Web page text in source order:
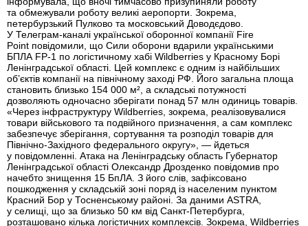
та обмежували роботу великі аеропорти. Зокрема,
петербурзький Пулково та московський Доводєдово.
У Телеграм-каналі української оборонної компанії Fire
Point повідомили, що Сили оборони вдарили українськими
БПЛА FP-1 по логістичному хабі Wildberries у Красному Борі
Ленінградської області. Цей комплекс є одним із найбільших
об’єктів компанії на північному заході РФ. Його загальна площа
становить близько 154 000 м², а складські потужності
дозволяють одночасно зберігати понад 57 млн одиниць товарів.
«Через інфраструктуру Wildberries, зокрема, реалізовувалися
товари військового та подвійного призначення, а сам комплекс
забезпечує зберігання, сортування та розподіл товарів для
Північно-Західного федерального округу», — йдеться
у повідомленні. Атака на Ленінградську область Губернатор
Ленінградської області Олександр Дрозденко повідомив про
начебто знищення 15 БпЛА. З його слів, зафіксовано
пошкодження у складській зоні поряд із населеним пунктом
Красний Бор у Тосненському районі. За даними ASTRA,
у селищі, що за близько 50 км від Санкт-Петербурга,
розташовано кілька логістичних комплексів. Зокрема, Wildberries